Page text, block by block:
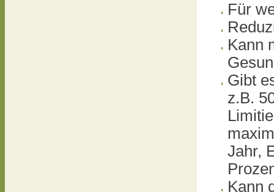
Für
Kann
Gibt
z.B.
Jahr,
Kann